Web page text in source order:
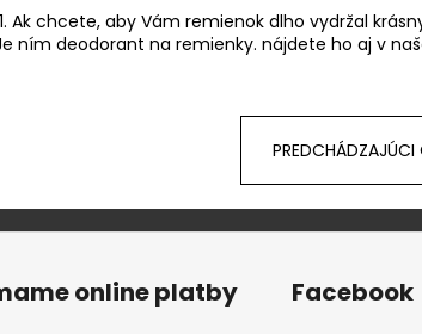
Ak chcete, aby Vám remienok dlho vydržal
ním deodorant na remienky. nájdete ho aj v
PREDCHÁDZAJÚCI
online platby Facebook